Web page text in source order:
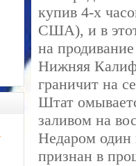
купив 4-х
США), и в этот
на
Нижняя
граничит на
Штат
заливом на
Недаром
признан в